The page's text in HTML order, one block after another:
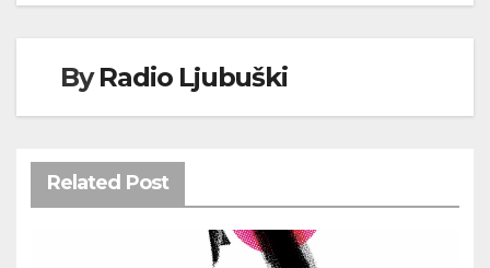
ByRadio Ljubuški
Related Post